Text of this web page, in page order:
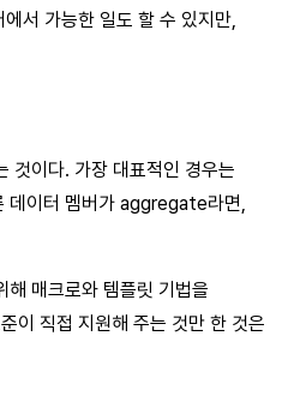
서 가능한 일도 할 수 있지만,
것이다. 가장 대표적인 경우는
데이터 멤버가 aggregate라면,
해 매크로와 템플릿 기법을
이 직접 지원해 주는 것만 한 것은